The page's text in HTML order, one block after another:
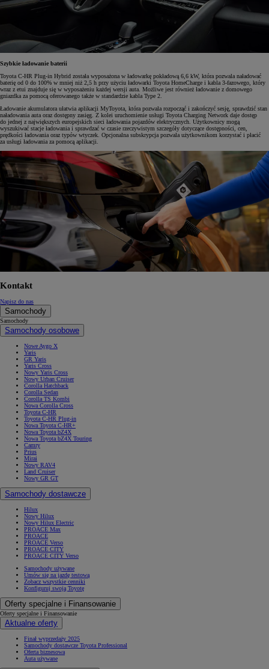
Szybkie ładowanie baterii
Toyota C-HR Plug-in Hybrid została wyposażona w ładowarkę pokładową 6,6 kW, która pozwala naładować
baterię od 0 do 100% w mniej niż 2,5 h przy użyciu ładowarki Toyota HomeCharge i kabla 3-fazowego, który
wraz z etui znajduje się w wyposażeniu każdej wersji auta. Możliwe jest również ładowanie z domowego
gniazdka za pomocą oferowanego także w standardzie kabla Type 2.
Ładowanie akumulatora ułatwia aplikacji MyToyota, która pozwala rozpocząć i zakończyć sesję, sprawdzić stan
naładowania auta oraz dostępny zasięg. Z kolei uruchomienie usługi Toyota Charging Network daje dostęp
do jednej z największych europejskich sieci ładowania pojazdów elektrycznych. Użytkownicy mogą
wyszukiwać stacje ładowania i sprawdzać w czasie rzeczywistym szczegóły dotyczące dostępności, cen,
prędkości ładowania oraz typów wtyczek. Opcjonalna subskrypcja pozwala użytkownikom korzystać i płacić
za usługi ładowania za pomocą aplikacji.
Kontakt
Napisz do nas
Samochody
Samochody
Samochody osobowe
Nowe Aygo X
Yaris
GR Yaris
Yaris Cross
Nowy Yaris Cross
Nowy Urban Cruiser
Corolla Hatchback
Corolla Sedan
Corolla TS Kombi
Nowa Corolla Cross
Toyota C-HR
Toyota C-HR Plug-in
Nowa Toyota C-HR+
Nowa Toyota bZ4X
Nowa Toyota bZ4X Touring
Camry
Prius
Mirai
Nowy RAV4
Land Cruiser
Nowy GR GT
Samochody dostawcze
Hilux
Nowy Hilux
Nowy Hilux Electric
PROACE Max
PROACE
PROACE Verso
PROACE CITY
PROACE CITY Verso
Samochody używane
Umów się na jazdę testową
Zobacz wszystkie cenniki
Konfiguruj swoją Toyotę
Oferty specjalne i Finansowanie
Oferty specjalne i Finansowanie
Aktualne oferty
Finał wyprzedaży 2025
Samochody dostawcze Toyota Professional
Oferta biznesowa
Auta używane